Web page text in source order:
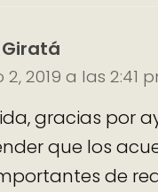
2019 a las 2:41
gracias por
que los
de